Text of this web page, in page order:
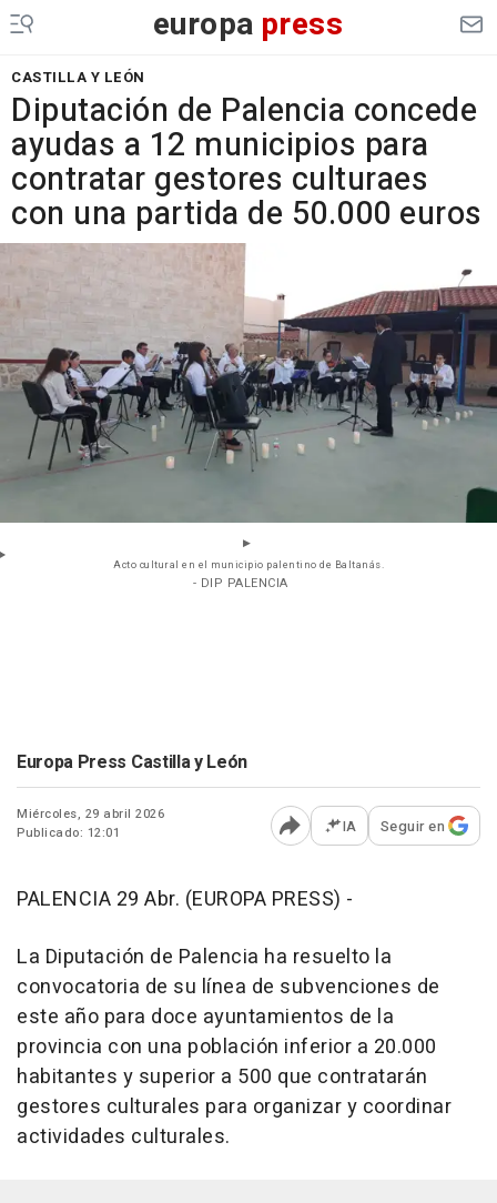
europa press
CASTILLA Y LEÓN
Diputación de Palencia concede
ayudas a 12 municipios para
contratar gestores culturaes
con una partida de 50.000 euros
Acto cultural en el municipio palentino de Baltanás.
- DIP PALENCIA
Europa Press Castilla y León
Miércoles, 29 abril 2026
Publicado: 12:01
Abrir opciones para
IA Seguir en
PALENCIA 29 Abr. (EUROPA PRESS) -
La Diputación de Palencia ha resuelto la
convocatoria de su línea de subvenciones de
este año para doce ayuntamientos de la
provincia con una población inferior a 20.000
habitantes y superior a 500 que contratarán
gestores culturales para organizar y coordinar
actividades culturales.